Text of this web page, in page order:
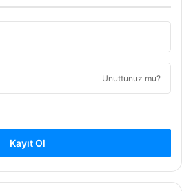
Unuttunuz mu?
Kayıt Ol